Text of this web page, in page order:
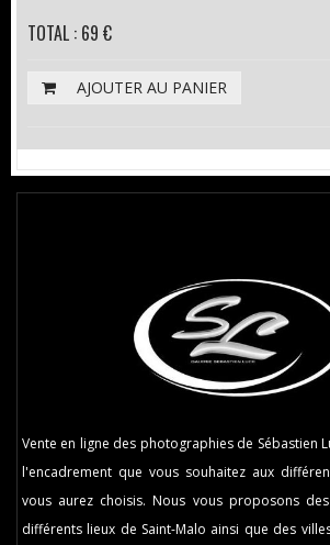
TOTAL : 69 €
AJOUTER AU PANIER
Vente en ligne des photographies de Sébastien
l'encadrement que vous souhaitez aux
vous aurez choisis. Nous vous proposons
différents lieux de Saint-Malo ainsi que des